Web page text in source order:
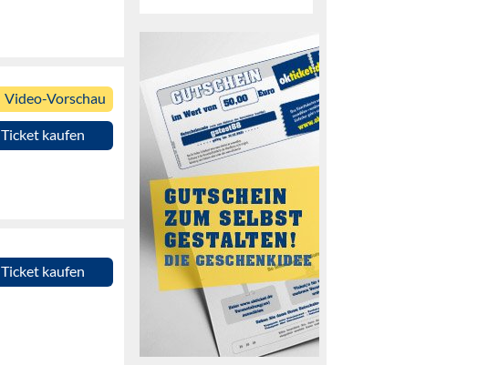
Video-Vorschau
Ticket kaufen
Ticket kaufen